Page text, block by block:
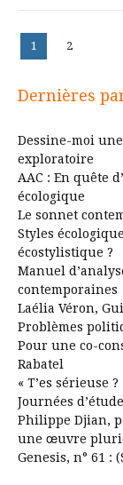
des
Page
1 Page
2
Dernières
Dessine-moi
exploratoire
AAC : En quête
écologique
Le sonnet
Styles
écostylistique ?
Manuel
contemporaines
Laélia Véron,
Problèmes
Pour une co-
Rabatel
« T’es sérieuse
Journées
Philippe Djian,
une œuvre
Genesis, n° 61 :